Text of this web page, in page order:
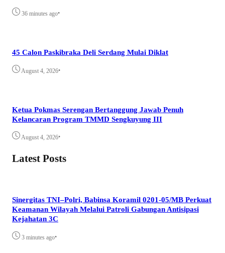
36 minutes ago•
45 Calon Paskibraka Deli Serdang Mulai Diklat
August 4, 2026•
Ketua Pokmas Serengan Bertanggung Jawab Penuh
Kelancaran Program TMMD Sengkuyung III
August 4, 2026•
Latest Posts
Sinergitas TNI–Polri, Babinsa Koramil 0201-05/MB Perkuat
Keamanan Wilayah Melalui Patroli Gabungan Antisipasi
Kejahatan 3C
3 minutes ago•